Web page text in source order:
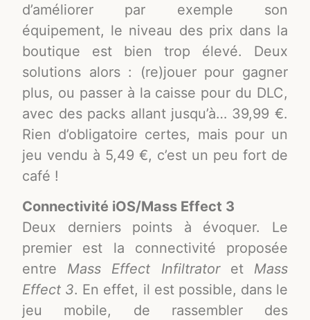
d’améliorer par exemple son
équipement, le niveau des prix dans la
boutique est bien trop élevé. Deux
solutions alors : (re)jouer pour gagner
plus, ou passer à la caisse pour du DLC,
avec des packs allant jusqu’à… 39,99 €.
Rien d’obligatoire certes, mais pour un
jeu vendu à 5,49 €, c’est un peu fort de
café !
Connectivité iOS/Mass Effect 3
Deux derniers points à évoquer. Le
premier est la connectivité proposée
entre Mass Effect Infiltratoret Mass
Effect 3. En effet, il est possible, dans le
jeu mobile, de rassembler des